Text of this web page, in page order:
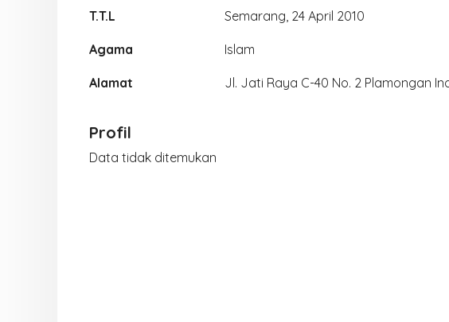
T.T.L Semarang, 24 April 2010
Agama Islam
Alamat Jl. Jati Raya C-40 No. 2 Plamongan
Profil
Data tidak ditemukan